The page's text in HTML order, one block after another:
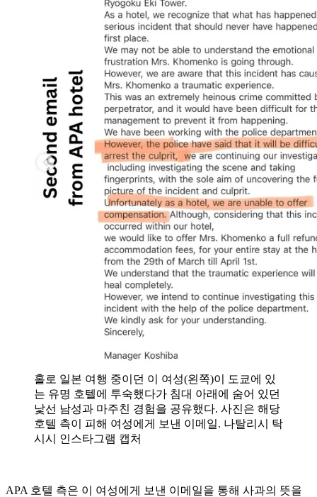
홀로 일본 여행 중이던 이 여성(왼쪽)이 도쿄에 있
는 유명 호텔에 투숙했다가 침대 아래에 숨어 있던
낯선 남성과 마주친 경험을 공유했다. 사진은 해당
호텔 측이 피해 여성에게 보낸 이메일. 나탈리시 탁
시시 인스타그램 캡처
APA 호텔 측은 이 여성에게 보낸 이메일을 통해 사과의 뜻을